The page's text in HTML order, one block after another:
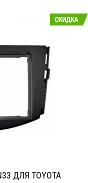
(2008 -
(2009 - 2010),
ДЛЯ TOYOTA